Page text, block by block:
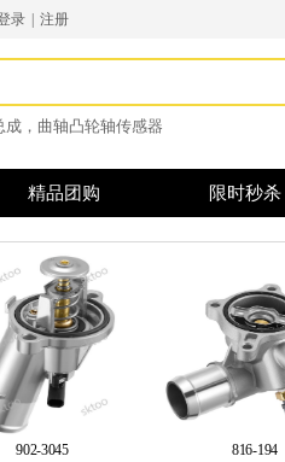
录 注册
成，曲轴凸轮轴传感器
精品团购 限时秒杀
902-3045 816-194